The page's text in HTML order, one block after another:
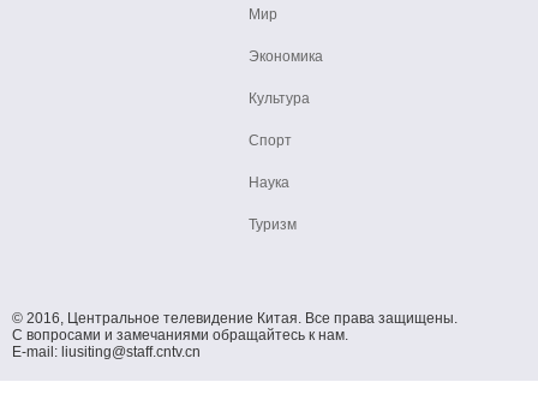
Мир
Экономика
Культура
Спорт
Наука
Туризм
© 2016, Центральное телевидение Китая. Все права защищены.
С вопросами и замечаниями обращайтесь к нам.
E-mail: liusiting@staff.cntv.cn